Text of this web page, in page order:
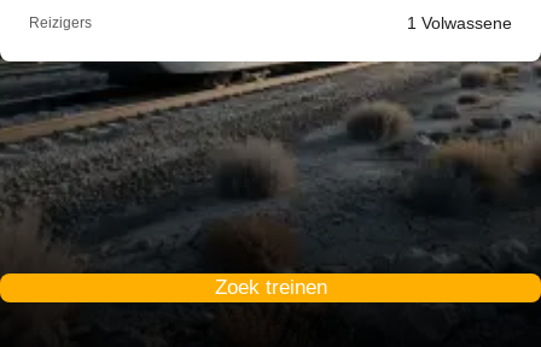
Reizigers 1 Volwassene
Zoek treinen